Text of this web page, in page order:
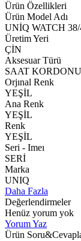
Ürün Özellikleri
Ürün Model Adı
UNİQ WATCH
Üretim Yeri
ÇİN
Aksesuar Türü
SAAT KORDONU
Orjınal Renk
YEŞİL
Ana Renk
YEŞİL
Renk
YEŞİL
Seri - Imeı
SERİ
Marka
UNIQ
Daha Fazla
Değerlendirmeler
Henüz yorum yok
Yorum Yaz
Ürün